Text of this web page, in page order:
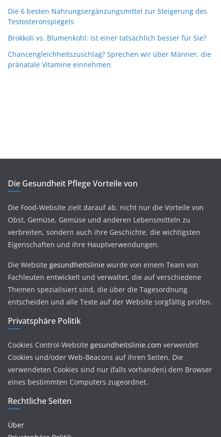
Die 6 besten Nahrungsergänzungsmittel zur Steigerung des
Testosteronspiegels
Brokkoli vs. Blumenkohl: Ist einer tatsächlich besser für Sie?
Chancengleichheitszuschlag? Sprechen wir über Männer, die
pränatale Vitamine einnehmen
Die Gesundheit Pflege Vorteile von
Die Food-Website zielt darauf ab, nicht nur die Vorteile von
Obst, Gemüse, Gemüse und anderen Lebensmitteln zu
verbreiten, sondern auch ihre Geschichte, die wichtigsten
Eigenschaften und ihre Hauptverwendungen.
Die Website gesundheitslinie wurde von einem Team von
Fachleuten entwickelt und verwaltet, die auf verschiedene
Themen spezialisiert sind, die über die Tagesordnung
entscheiden und alle Texte auf der Website sorgfältig prüfen.
Privatsphäre Politik
Cookies Control-Website gesundheitslinie.com verwendet
Cookies und/oder Web-Beacons auf ihren Seiten. Die
verwendeten Cookies sind nur (falls vorhanden) dem Browser
eines bestimmten Computers zugeordnet.
Rechtliche Seiten
Über